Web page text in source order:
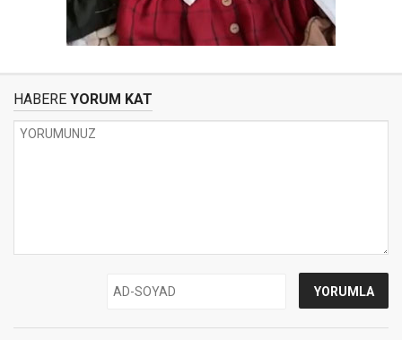
HABERE YORUM KAT